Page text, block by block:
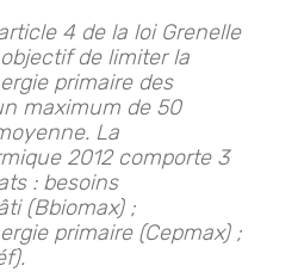
4 de la loi Grenelle
objectif de limiter la
primaire des
maximum de 50
La
2012 comporte 3
: besoins
(Bbiomax) ;
primaire (Cepmax) ;